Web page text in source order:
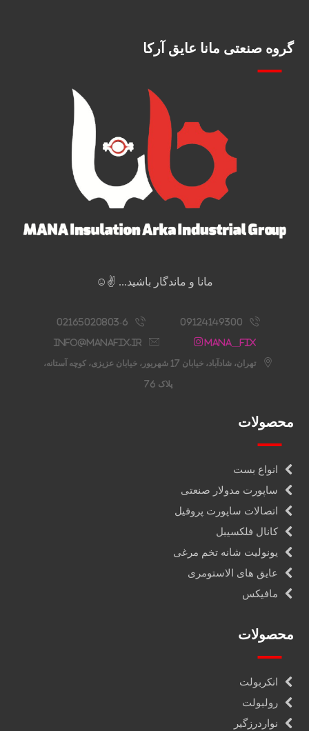
گروه صنعتی مانا عایق آرکا
مانا و ماندگار باشید... ✌️☺️
09124149300
02165020803-6
Mana__fix
info@manafix.ir
تهران، شادآباد، خیابان 17 شهریور، خیابان عزیزی، کوچه آستانه،
پلاک 76
محصولات
انواع بست
ساپورت مدولار صنعتی
اتصالات ساپورت پروفیل
کانال فلکسیبل
یونولیت شانه تخم مرغی
عایق های الاستومری
مافیکس
محصولات
انکربولت
رولبولت
نواردرزگیر